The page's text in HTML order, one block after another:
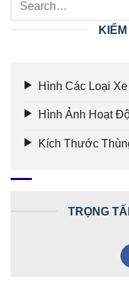
Hình Các Loại Xe
Hình Ảnh Hoạt
Kích Thước
TRỌNG